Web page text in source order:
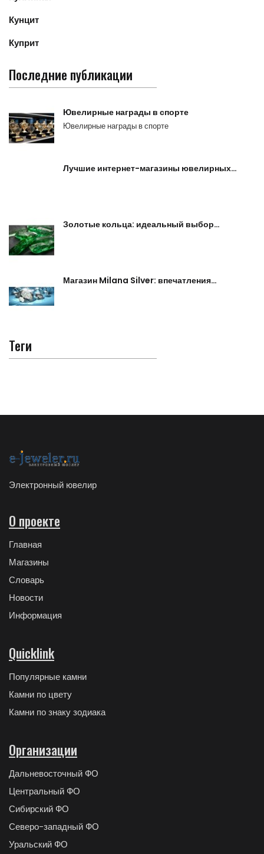
Кунцит
Куприт
Последние публикации
Ювелирные награды в спорте
Ювелирные награды в спорте
Лучшие интернет-магазины ювелирных…
Золотые кольца: идеальный выбор…
Магазин Milana Silver: впечатления…
Теги
Электронный ювелир
О проекте
Главная
Магазины
Словарь
Новости
Информация
Quicklink
Популярные камни
Камни по цвету
Камни по знаку зодиака
Организации
Дальневосточный ФО
Центральный ФО
Сибирский ФО
Северо-западный ФО
Уральский ФО